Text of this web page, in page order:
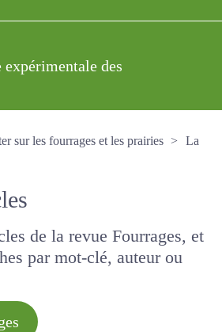
expérimentale des
sur les fourrages et les prairies
de la revue Fourrages, et
par mot-clé, auteur ou